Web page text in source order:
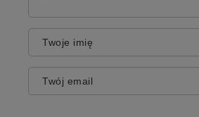
Twoje imię
Twój email